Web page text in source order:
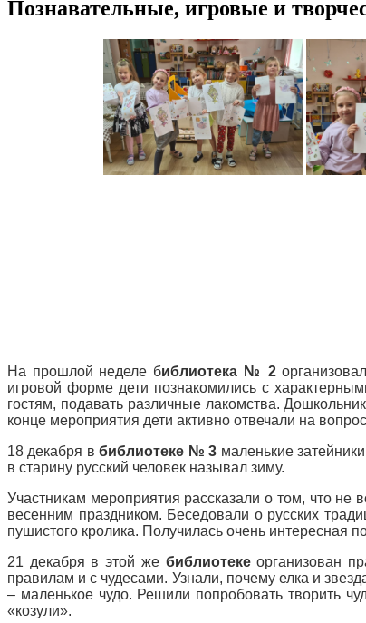
Познавательные, игровые и
На прошлой неделе библиотека № 2
игровой форме дети познакомились с
гостям, подавать различные лакомства.
конце мероприятия дети активно отвечали на
18 декабря вбиблиотеке № 3 маленькие
в старину русский человек называл зиму.
Участникам мероприятия рассказали о том, что не
весенним праздником. Беседовали о русских
пушистого кролика. Получилась очень интересная
21 декабря в этой же библиотекеорганизован
правилам и с чудесами. Узнали, почему елка и
– маленькое чудо. Решили попробовать творить
«козули».